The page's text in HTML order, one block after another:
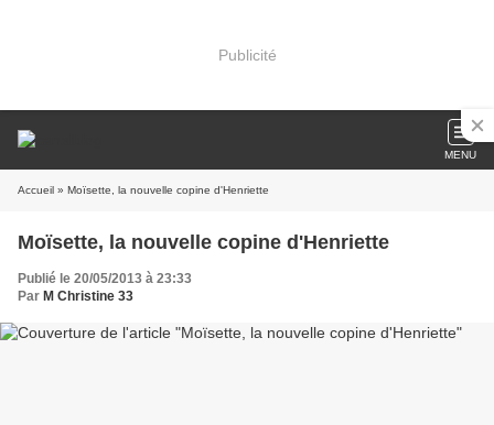
Publicité
MENU
Accueil » Moïsette, la nouvelle copine d'Henriette
Moïsette, la nouvelle copine d'Henriette
Publié le 20/05/2013 à 23:33
Par M Christine 33